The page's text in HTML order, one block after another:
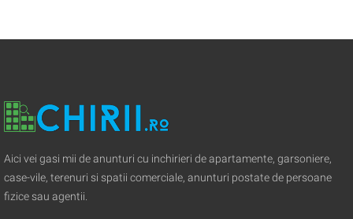
Aici vei gasi mii de anunturi cu inchirieri de apartamente, garsoniere,
case-vile, terenuri si spatii comerciale, anunturi postate de persoane
fizice sau agentii.